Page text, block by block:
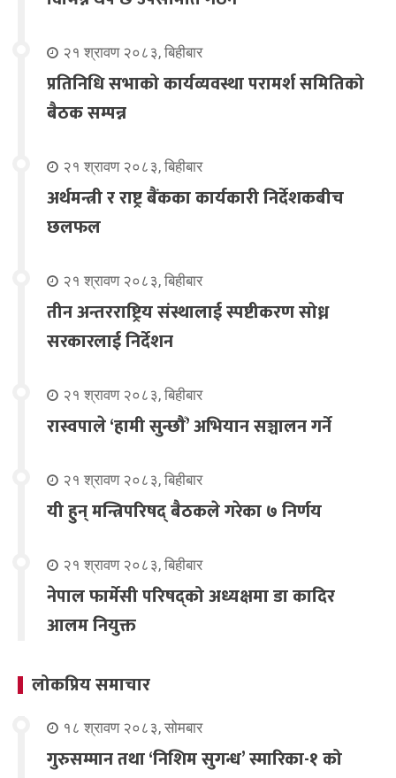
२१ श्रावण २०८३, बिहीबार
प्रतिनिधि सभाको कार्यव्यवस्था परामर्श समितिको
बैठक सम्पन्न
२१ श्रावण २०८३, बिहीबार
अर्थमन्त्री र राष्ट्र बैंकका कार्यकारी निर्देशकबीच
छलफल
२१ श्रावण २०८३, बिहीबार
तीन अन्तरराष्ट्रिय संस्थालाई स्पष्टीकरण सोध्न
सरकारलाई निर्देशन
२१ श्रावण २०८३, बिहीबार
रास्वपाले ‘हामी सुन्छौँ’ अभियान सञ्चालन गर्ने
२१ श्रावण २०८३, बिहीबार
यी हुन् मन्त्रिपरिषद् बैठकले गरेका ७ निर्णय
२१ श्रावण २०८३, बिहीबार
नेपाल फार्मेसी परिषद्को अध्यक्षमा डा कादिर
आलम नियुक्त
लोकप्रिय समाचार
१८ श्रावण २०८३, सोमबार
गुरुसम्मान तथा ‘निशिम सुगन्ध’ स्मारिका-१ को